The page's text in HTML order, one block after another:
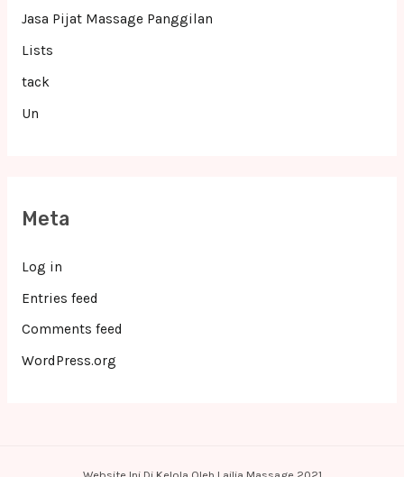
Jasa Pijat Massage Panggilan
Lists
tack
Un
Meta
Log in
Entries feed
Comments feed
WordPress.org